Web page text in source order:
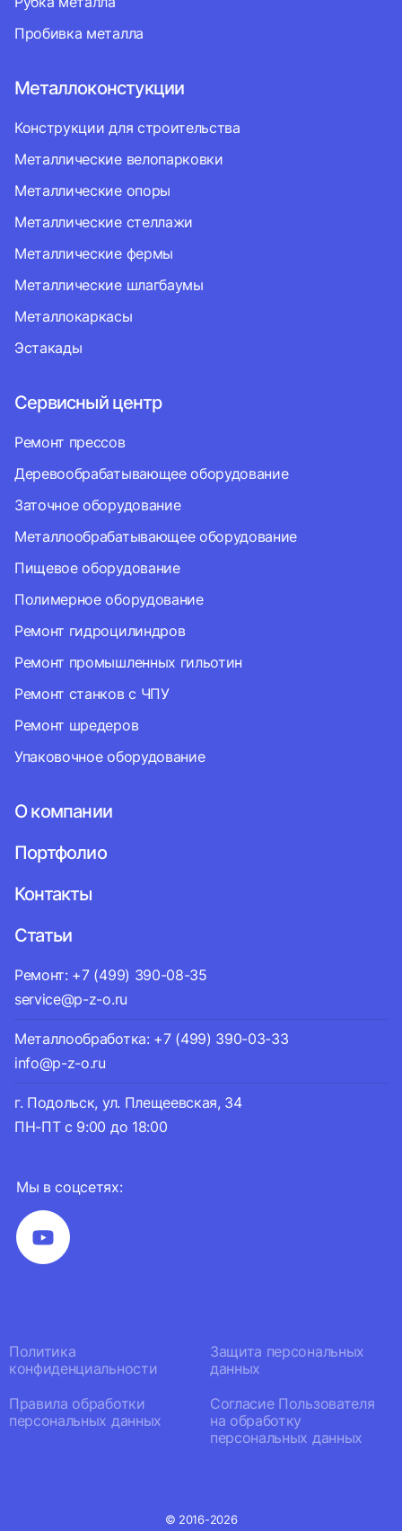
Мы в соцсетях:
Пробивка металла
Металлоконстукции
Конструкции для строительства
Металлические велопарковки
Металлические опоры
Металлические стеллажи
Металлические фермы
Металлические шлагбаумы
Металлокаркасы
Эстакады
Сервисный центр
Ремонт прессов
Деревообрабатывающее оборудование
Заточное оборудование
Металлообрабатывающее оборудование
Пищевое оборудование
Полимерное оборудование
Ремонт гидроцилиндров
Ремонт промышленных гильотин
Ремонт станков с ЧПУ
Ремонт шредеров
Упаковочное оборудование
О компании
Портфолио
Контакты
Статьи
Ремонт: +7 (499) 390-08-35
service@p-z-o.ru
Металлообработка: +7 (499) 390-03-33
info@p-z-o.ru
г. Подольск, ул. Плещеевская, 34
ПН-ПТ с 9:00 до 18:00
Политика
конфиденциальности
Защита персональных
данных
Правила обработки
персональных данных
Согласие Пользователя
на обработку
персональных данных
© 2016-2026